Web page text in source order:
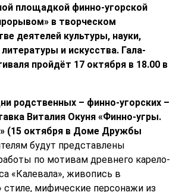
площадкой финно-угорской
в творческом
деятелей культуры, науки,
и искусства.Гала-
пройдёт 17 октября в 18.00 в
родственных – финно-угорских –
Виталия Окуня «Финно-угры.
(15 октября в Доме Дружбы
будут представлены
по мотивам древнего карело-
«Калевала», живопись в
стиле, мифические персонажи из